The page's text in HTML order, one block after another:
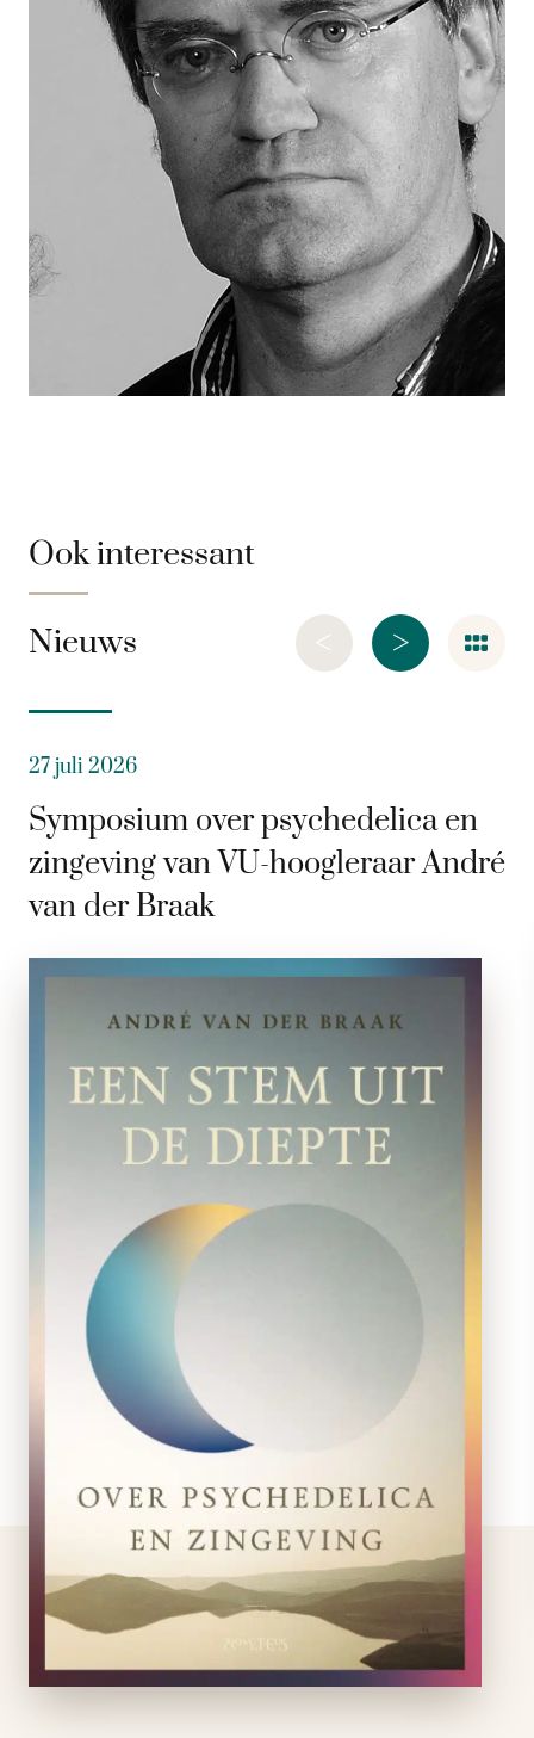
Ook interessant
Nieuws >
<
27 juli 2026
Symposium over psychedelica en
zingeving van VU-hoogleraar André
van der Braak